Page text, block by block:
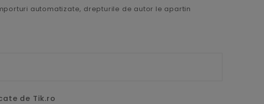
automatizate, drepturile de autor le apartin
de Tik.ro